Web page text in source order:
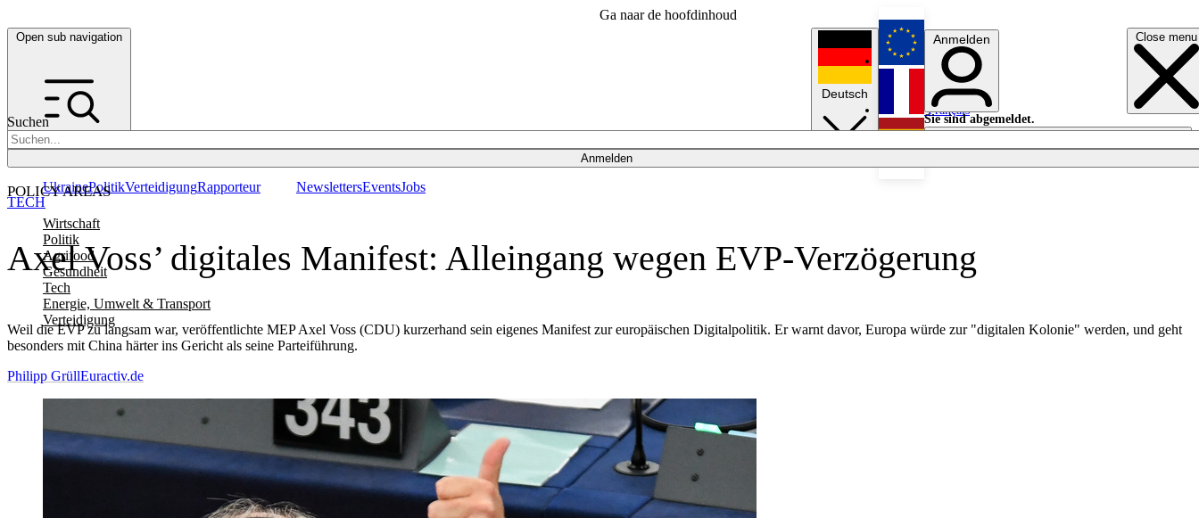
Ga naar de hoofdinhoud
Open sub navigation Close menu
Suchen
Anmelden
POLICY AREAS
Wirtschaft
Politik
Agrifood
Gesundheit
Tech
Energie, Umwelt & Transport
Verteidigung
UkrainePolitikVerteidigungRapporteur NewslettersEventsJobs
Deutsch
English
Français
Anmelden
Sie sind abgemeldet.
Anmelden
Licht aus
Axel Voss’ digitales Manifest: Alleingang wegen EVP-Verzögerung
Weil die EVP zu langsam war, veröffentlichte MEP Axel Voss (CDU) kurzerhand sein eigenes Manifest zur europäischen Digitalpolitik. Er warnt davor, Europa würde zur "digitalen Kolonie" werden, und geht
besonders mit China härter ins Gericht als seine Parteiführung.
TECH
Philipp GrüllEuractiv.de